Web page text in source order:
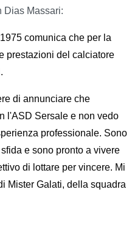
Dias Massari:
comunica che per la
prestazioni del calciatore
di annunciare che
l'ASD Sersale e non vedo
professionale. Sono
e sono pronto a vivere
di lottare per vincere. Mi
Mister Galati, della squadra